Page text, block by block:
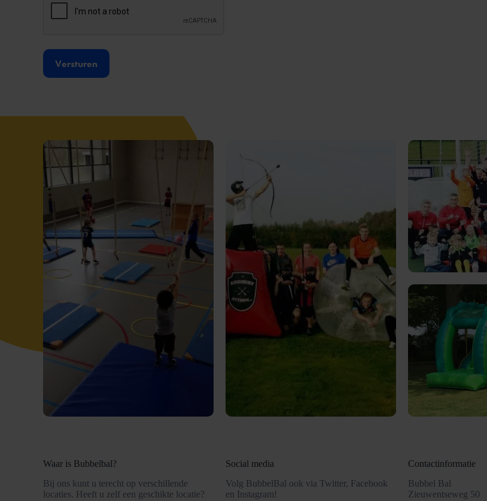
Waar is Bubbelbal?
Bij ons kunt u terecht op verschillende
locaties. Heeft u zelf een geschikte locatie?
Social media
Volg BubbelBal ook via Twitter, Facebook
en Instagram!
Contactinformatie
Bubbel Bal
Zieuwentseweg 50